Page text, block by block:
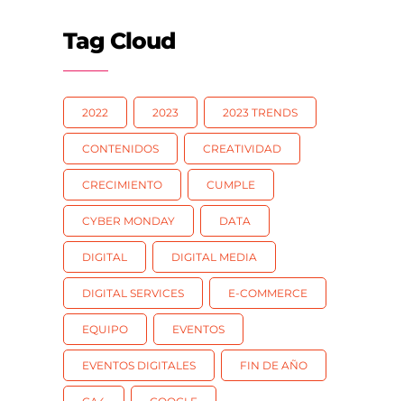
Tag Cloud
2022 2023 2023 TRENDS
CONTENIDOS CREATIVIDAD
CRECIMIENTO CUMPLE
CYBER MONDAY DATA
DIGITAL DIGITAL MEDIA
DIGITAL SERVICES E-COMMERCE
EQUIPO EVENTOS
EVENTOS DIGITALES FIN DE AÑO